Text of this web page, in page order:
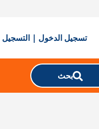
تسجيل الدخول | التسجيل
بحث